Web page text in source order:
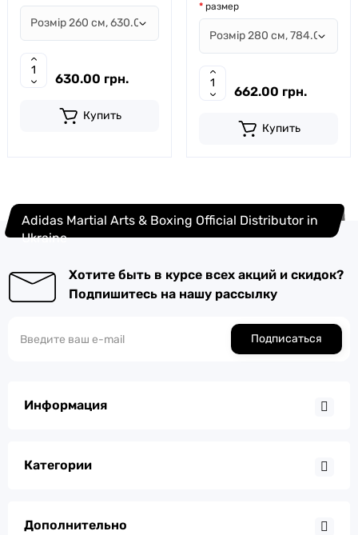
630.00 грн.
Купить
размер
662.00 грн.
Купить
Adidas Martial Arts & Boxing Official Distributor in
Ukraine
Хотите быть в курсе всех акций и скидок?
Подпишитесь на нашу рассылку
Подписаться
Информация
Категории
Дополнительно